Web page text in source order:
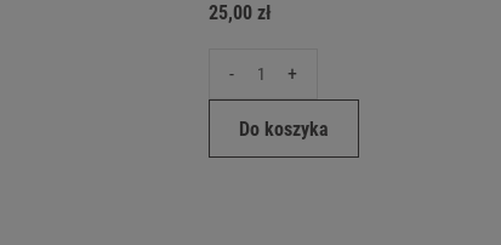
25,00 zł
- +
Do koszyka